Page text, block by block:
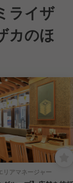
ライザ
カのほ
リアマネージャー